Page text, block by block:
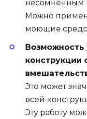
несомненным
Можно
моющие
Возможность
конструкции
Это может
всей
Эту работу